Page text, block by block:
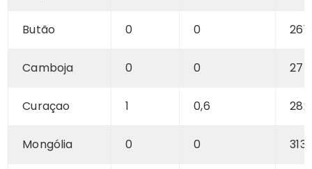
Butão 0 0 261
Camboja 0 0 275
Curaçao 1 0,6 282
Mongólia 0 0 313